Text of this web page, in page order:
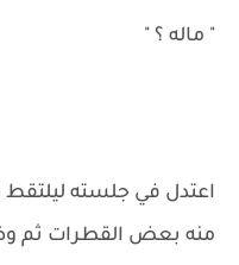
" ماله ؟ "
اعتدل في جلسته
منه بعض القطرات ثم